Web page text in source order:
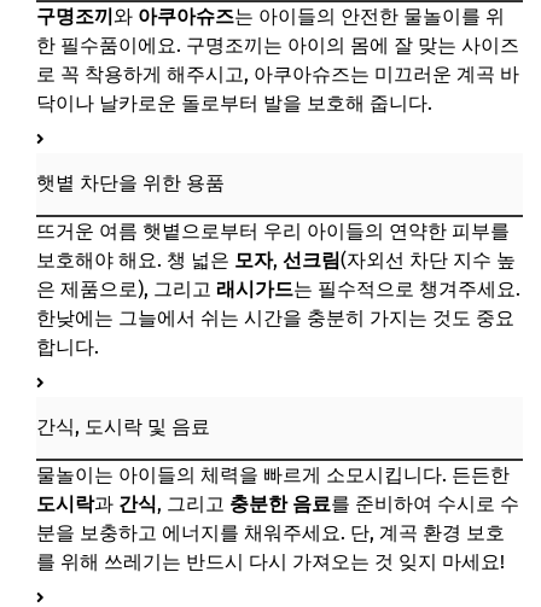
구명조끼와 아쿠아슈즈는 아이들의 안전한 물놀이를 위
한 필수품이에요. 구명조끼는 아이의 몸에 잘 맞는 사이즈
로 꼭 착용하게 해주시고, 아쿠아슈즈는 미끄러운 계곡 바
닥이나 날카로운 돌로부터 발을 보호해 줍니다.
햇볕 차단을 위한 용품
뜨거운 여름 햇볕으로부터 우리 아이들의 연약한 피부를
보호해야 해요. 챙 넓은 모자, 선크림(자외선 차단 지수 높
은 제품으로), 그리고 래시가드는 필수적으로 챙겨주세요.
한낮에는 그늘에서 쉬는 시간을 충분히 가지는 것도 중요
합니다.
간식, 도시락 및 음료
물놀이는 아이들의 체력을 빠르게 소모시킵니다. 든든한
도시락과 간식, 그리고 충분한 음료를 준비하여 수시로 수
분을 보충하고 에너지를 채워주세요. 단, 계곡 환경 보호
를 위해 쓰레기는 반드시 다시 가져오는 것 잊지 마세요!